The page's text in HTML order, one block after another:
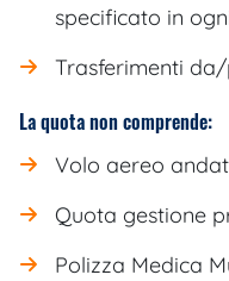
specificato in
Trasferimenti da/
La quota non comprende:
Volo aereo
Quota gestione
Polizza Medica